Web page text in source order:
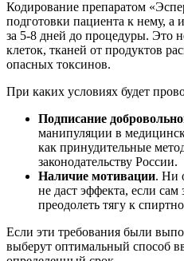
Кодирование препаратом
подготовки пациента к нему, а
за 5-8 дней до процедуры. Это
клеток, тканей от продуктов
опасных токсинов.
При каких условиях будет
Подписание
манипуляции в
как принудительные
законодательству России.
Наличие мотивации. Ни
не даст эффекта, если
преодолеть тягу к
Если эти требования были
выберут оптимальный способ